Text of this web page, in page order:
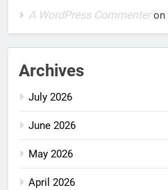
A WordPress Commenteron
Archives
July 2026
June 2026
May 2026
April 2026